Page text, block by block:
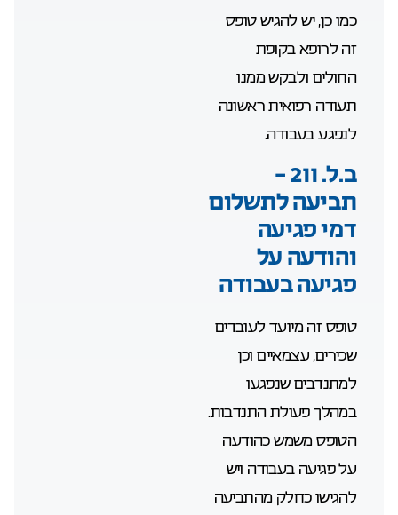
כמו כן, יש להגיש טופס
זה לרופא בקופת
החולים ולבקש ממנו
תעודה רפואית ראשונה
לנפגע בעבודה.
ב.ל. 211 –
תביעה לתשלום
דמי פגיעה
והודעה על
פגיעה בעבודה
טופס זה מיועד לעובדים
שכירים, עצמאיים וכן
למתנדבים שנפגעו
במהלך פעולת התנדבות.
הטופס משמש כהודעה
על פגיעה בעבודה ויש
להגישו כחלק מהתביעה